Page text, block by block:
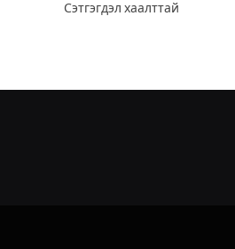
Сэтгэгдэл хаалттай